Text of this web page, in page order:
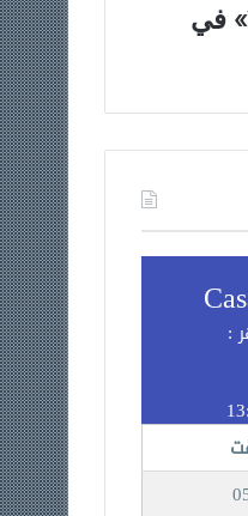
فوق قمة «كانغ ياتسي 2» في